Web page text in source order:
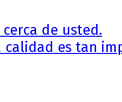
de usted.
es tan